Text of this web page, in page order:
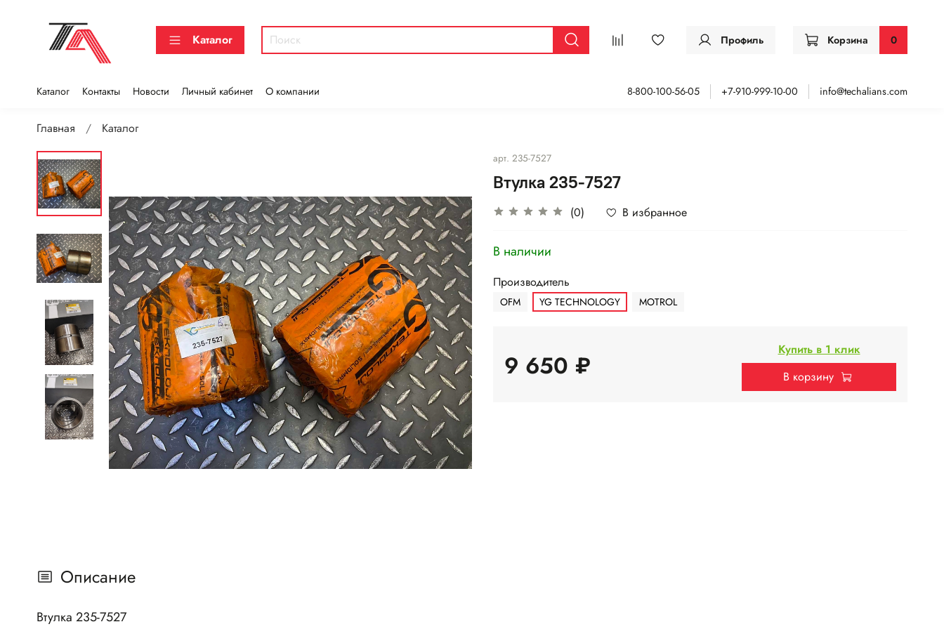
Каталог Профиль Корзина 0
Каталог Контакты Новости Личный кабинет О компании 8-800-100-56-05 +7-910-999-10-00 info@techalians.com
Главная Каталог
арт. 235-7527
Втулка 235-7527
(0) В избранное
В наличии
Производитель
OFM YG TECHNOLOGY MOTROL
9 650 ₽
Купить в 1 клик
В корзину
Описание
Втулка 235-7527